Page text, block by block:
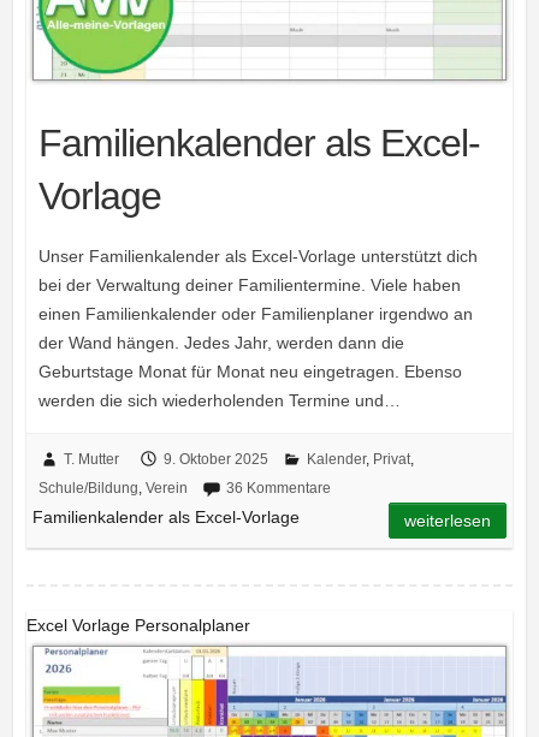
Familienkalender als Excel-
Vorlage
Unser Familienkalender als Excel-Vorlage unterstützt dich
bei der Verwaltung deiner Familientermine. Viele haben
einen Familienkalender oder Familienplaner irgendwo an
der Wand hängen. Jedes Jahr, werden dann die
Geburtstage Monat für Monat neu eingetragen. Ebenso
werden die sich wiederholenden Termine und…
T. Mutter 9. Oktober 2025 Kalender, Privat,
Schule/Bildung, Verein 36 Kommentare
Familienkalender als Excel-Vorlage weiterlesen
Excel Vorlage Personalplaner